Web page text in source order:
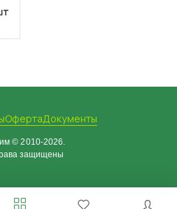
ОфертаДокументы
© 2010-2026.
защищены